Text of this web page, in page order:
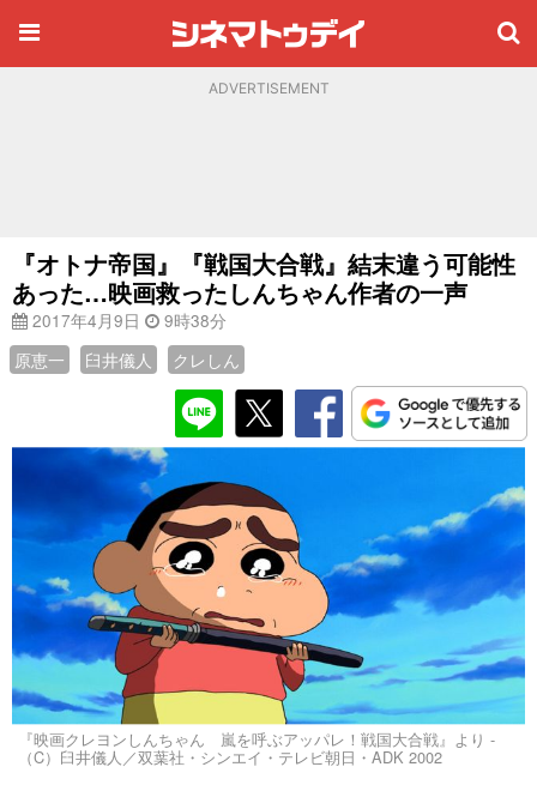
ADVERTISEMENT
『オトナ帝国』『戦国大合戦』結末違う可能性
あった…映画救ったしんちゃん作者の一声
2017年4月9日
9時38分
原恵一
臼井儀人 クレしん
『映画クレヨンしんちゃん 嵐を呼ぶアッパレ！戦国大合戦』より -
（C）臼井儀人／双葉社・シンエイ・テレビ朝日・ADK 2002